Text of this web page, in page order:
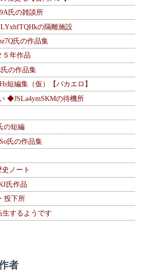
氏の雑談所
の隔離施設
氏の作品集
５年作品
の作品集
短編集（仮）【バカエロ】
◆JSLa4ymSKMの待機所
の短編
氏の作品集
ノート
氏作品
投下所
するようです
者